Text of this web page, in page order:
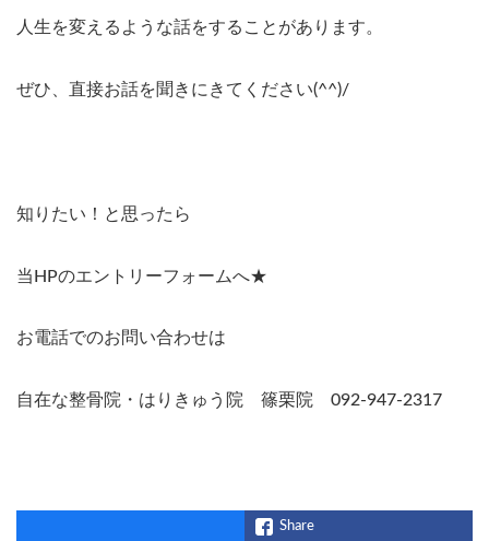
人生を変えるような話をすることがあります。
ぜひ、直接お話を聞きにきてください(^^)/
知りたい！と思ったら
当HPのエントリーフォームへ★
お電話でのお問い合わせは
自在な整骨院・はりきゅう院 篠栗院 092-947-2317
Share